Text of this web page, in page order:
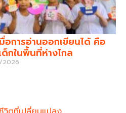
อการอ่านออกเขียนได้ คือ
กในพื้นที่ห่างไกล